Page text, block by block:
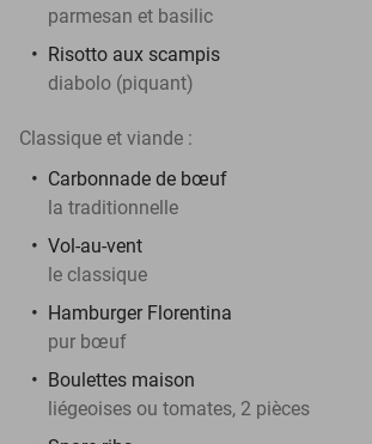
parmesan et basilic
Risotto aux scampis
diabolo (piquant)
Classique et viande :
Carbonnade de bœuf
la traditionnelle
Vol-au-vent
le classique
Hamburger Florentina
pur bœuf
Boulettes maison
liégeoises ou tomates, 2 pièces